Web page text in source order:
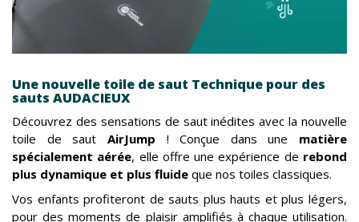
Une nouvelle toile de saut Technique pour des
sauts AUDACIEUX
Découvrez des sensations de saut inédites avec la nouvelle
toile de saut AirJump ! Conçue dans une matière
spécialement aérée, elle offre une expérience de rebond
plus dynamique et plus fluide que nos toiles classiques.
Vos enfants profiteront de sauts plus hauts et plus légers,
pour des moments de plaisir amplifiés à chaque utilisation.